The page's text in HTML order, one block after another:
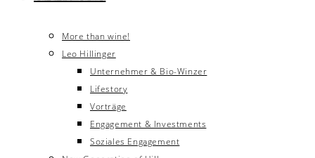
More than wine!
Leo Hillinger
Unternehmer & Bio-Winzer
Lifestory
Vorträge
Engagement & Investments
Soziales Engagement